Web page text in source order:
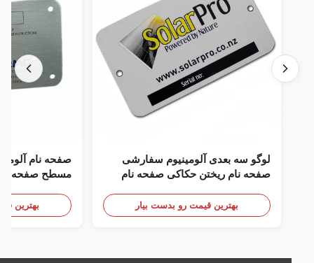
لوگو سه بعدی آلومینیوم سفارشی
صفحه نام ریختن حکاکی صفحه نام
بهترین قیمت رو بدست بیار
صفحه نام آلومینیوم
مسطح صفحه نام
بهترین قیمت